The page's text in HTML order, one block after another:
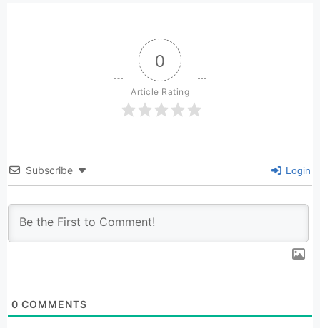
0
Article Rating
Subscribe Login
0 COMMENTS